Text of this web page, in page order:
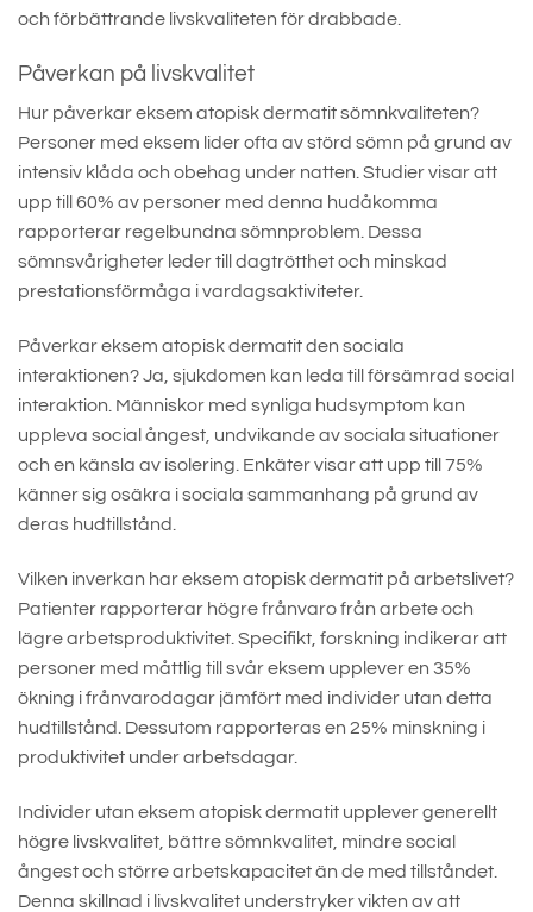
och förbättrande livskvaliteten för drabbade.
Påverkan på livskvalitet
Hur påverkar eksem atopisk dermatit sömnkvaliteten?
Personer med eksem lider ofta av störd sömn på grund av
intensiv klåda och obehag under natten. Studier visar att
upp till 60% av personer med denna hudåkomma
rapporterar regelbundna sömnproblem. Dessa
sömnsvårigheter leder till dagtrötthet och minskad
prestationsförmåga i vardagsaktiviteter.
Påverkar eksem atopisk dermatit den sociala
interaktionen? Ja, sjukdomen kan leda till försämrad social
interaktion. Människor med synliga hudsymptom kan
uppleva social ångest, undvikande av sociala situationer
och en känsla av isolering. Enkäter visar att upp till 75%
känner sig osäkra i sociala sammanhang på grund av
deras hudtillstånd.
Vilken inverkan har eksem atopisk dermatit på arbetslivet?
Patienter rapporterar högre frånvaro från arbete och
lägre arbetsproduktivitet. Specifikt, forskning indikerar att
personer med måttlig till svår eksem upplever en 35%
ökning i frånvarodagar jämfört med individer utan detta
hudtillstånd. Dessutom rapporteras en 25% minskning i
produktivitet under arbetsdagar.
Individer utan eksem atopisk dermatit upplever generellt
högre livskvalitet, bättre sömnkvalitet, mindre social
ångest och större arbetskapacitet än de med tillståndet.
Denna skillnad i livskvalitet understryker vikten av att